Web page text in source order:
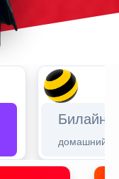
Билайн
домашний